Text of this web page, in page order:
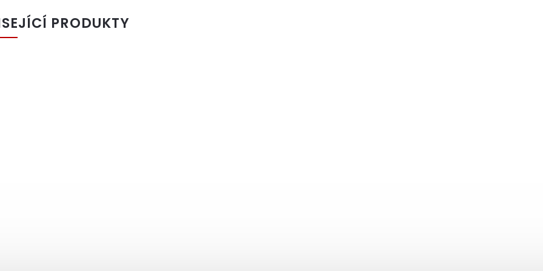
PRODUKTY